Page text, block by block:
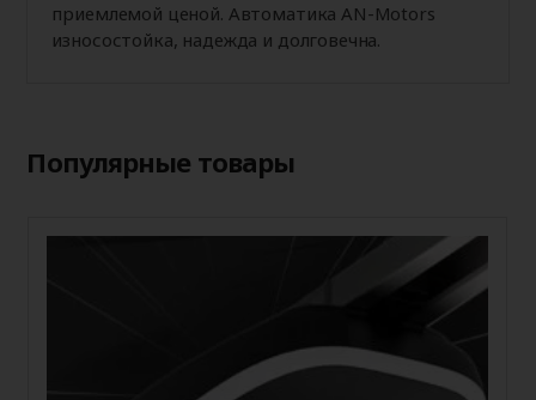
приемлемой ценой. Автоматика AN-Motors
износостойка, надежда и долговечна.
Популярные товары